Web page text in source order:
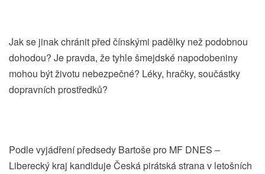
Jak se jinak chránit před čínskými padělky než podobnou
dohodou? Je pravda, že tyhle šmejdské napodobeniny
mohou být životu nebezpečné? Léky, hračky, součástky
dopravních prostředků?
Podle vyjádření předsedy Bartoše pro MF DNES –
Liberecký kraj kandiduje Česká pirátská strana v letošních